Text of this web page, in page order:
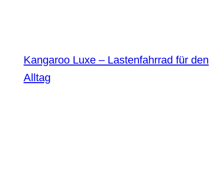
Kangaroo Luxe – Lastenfahrrad für den
Alltag